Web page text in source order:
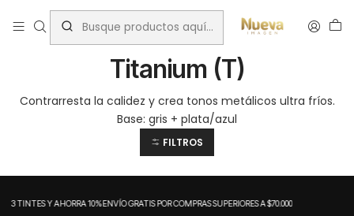
Inicio Tintes por Marca ShadesEQ Titanium (T)
Titanium (T)
Contrarresta la calidez y crea tonos metálicos ultra fríos.
Base: gris + plata/azul
FILTROS
3 TINTES Y AHORRA 10%ENVÍO GRATIS POR COMPRAS SUPERIORES A $70.000